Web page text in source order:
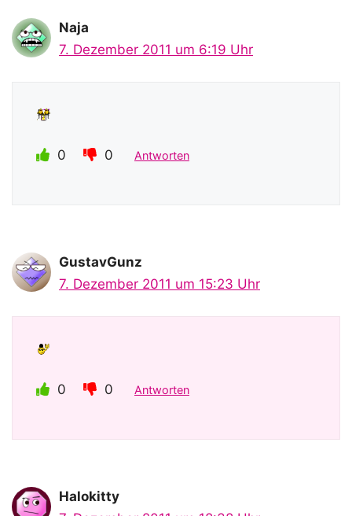
Naja
7. Dezember 2011 um 6:19 Uhr
0 0 Antworten
GustavGunz
7. Dezember 2011 um 15:23 Uhr
0 0 Antworten
Halokitty